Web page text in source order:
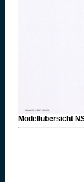
Modellübersicht